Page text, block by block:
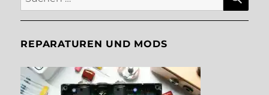
nach:
REPARATUREN UND MODS